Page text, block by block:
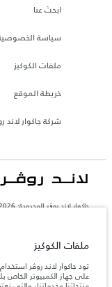
ابحث عنا
سياسة
ملفات الكوكيز
خريطة الموقع
شركة جاكوار لاند
جاكوار لاند روڨر المحدودة: 2026
تعكس الأوزان المذكورة
العناصر المثبتة بعد نقطة
والحمولة.
ملفات الكوكيز
تود جاكوار لاند روڤر
على جهاز الكمبيوتر الخاص